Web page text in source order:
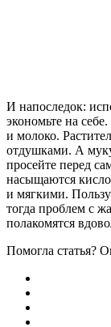
И напоследок:
экономьте на
и молоко.
отдушками. А
просейте перед
насыщаются
и мягкими.
тогда проблем с
полакомятся
Помогла статья?